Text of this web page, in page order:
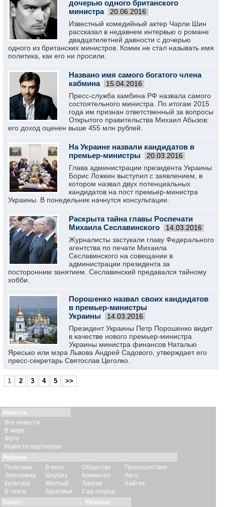
дочерью одного британского
министра
20.06.2016
Известный комедийный актер Чарли Шин
рассказал в недавнем интервью о романе
двадцатилетней давности с дочерью
одного из британских министров. Комик не стал называть имя
политика, как его ни просили.
Названо имя самого богатого члена
кабмина
15.04.2016
Пресс-служба камбина РФ назвала самого
состоятельного министра. По итогам 2015
года им признан ответственный за вопросы
Открытого правительства Михаил Абызов:
его доход оценен выше 455 млн рублей.
На Украине назвали кандидатов в
премьер-министры
20.03.2016
Глава администрации президента Украины
Борис Ложкин выступил с заявлением, в
котором назвал двух потенциальных
кандидатов на пост премьер-министра
Украины. В понедельник начнутся консультации.
Раскрыта тайна главы Роспечати
Михаила Сеславинского
14.03.2016
Журналисты застукали главу Федерального
агентства по печати Михаила
Сеславинского на совещании в
администрации президента за
посторонним занятием. Сеславинский предавался тайному
хобби.
Порошенко назвал своих кандидатов
в премьер-министры
Украины
14.03.2016
Президент Украины Петр Порошенко видит
в качестве нового премьер-министра
Украины министра финансов Наталью
Яресько или мэра Львова Андрей Садового, утверждает его
пресс-секретарь Святослав Цеголко.
1 2 3 4 5 >>
Новости
Все новости
В мире
Фото
Новости партнеров
Рубрики
Политика
Экономика
Культура
В театр
В кино
Шоубиз
Желтый
Здоровье
Общество
Криминал
Туризм
Сад-огород
Происшествия
Авто
Хайтек
Спорт Регионы